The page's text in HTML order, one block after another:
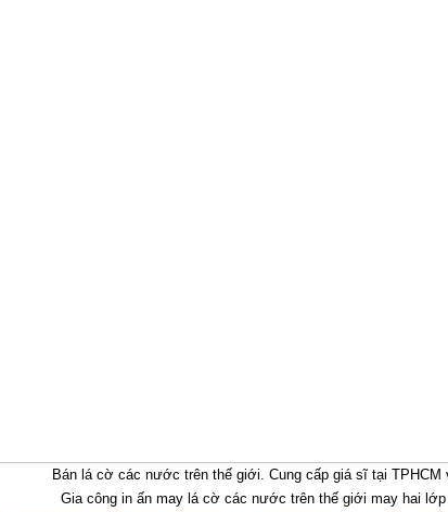
Bán lá cờ các nước trên thế giới. Cung cấp giá sĩ tại TPHCM
Gia công in ấn may lá cờ các nước trên thế giới may hai